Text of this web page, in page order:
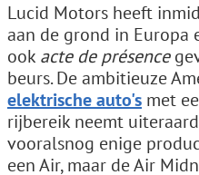
Lucid Motors heeft
aan de grond in
ook acte de présence
beurs. De ambitieuze
elektrische auto's met
rijbereik neemt
vooralsnog enige
een Air, maar de Air